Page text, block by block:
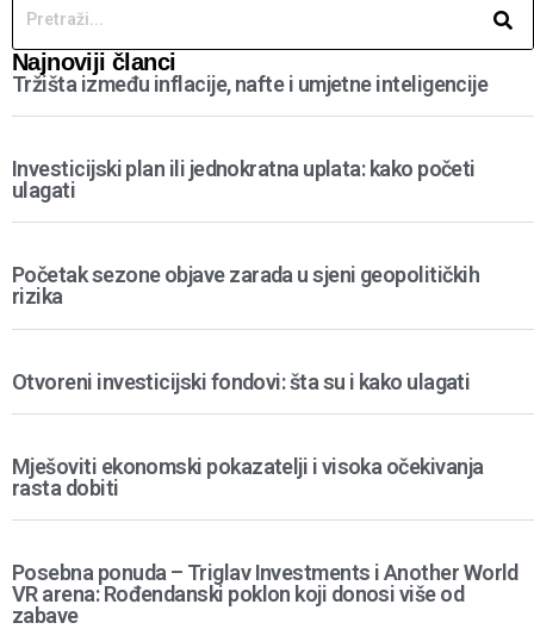
Najnoviji članci
Tržišta između inflacije, nafte i umjetne inteligencije
Investicijski plan ili jednokratna uplata: kako početi
ulagati
Početak sezone objave zarada u sjeni geopolitičkih
rizika
Otvoreni investicijski fondovi: šta su i kako ulagati
Mješoviti ekonomski pokazatelji i visoka očekivanja
rasta dobiti
Posebna ponuda – Triglav Investments i Another World
VR arena: Rođendanski poklon koji donosi više od
zabave